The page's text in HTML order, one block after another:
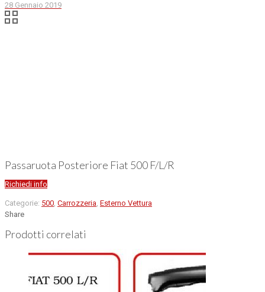
28 Gennaio 2019
Passaruota Posteriore Fiat 500 F/L/R
Richiedi info
Categorie: 500 Carrozzeria Esterno Vettura
Share
Prodotti correlati